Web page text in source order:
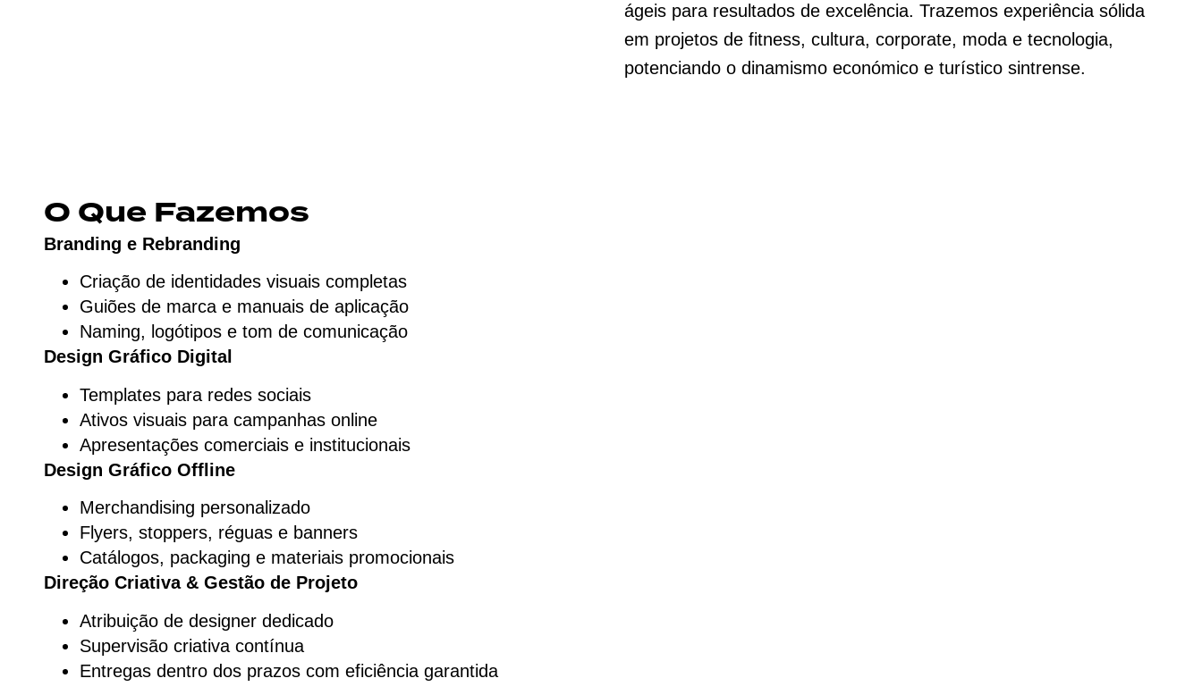
ágeis para resultados de excelência. Trazemos experiência sólida
em projetos de fitness, cultura, corporate, moda e tecnologia,
potenciando o dinamismo económico e turístico sintrense.
O Que Fazemos
Branding e Rebranding
Criação de identidades visuais completas
Guiões de marca e manuais de aplicação
Naming, logótipos e tom de comunicação
Design Gráfico Digital
Templates para redes sociais
Ativos visuais para campanhas online
Apresentações comerciais e institucionais
Design Gráfico Offline
Merchandising personalizado
Flyers, stoppers, réguas e banners
Catálogos, packaging e materiais promocionais
Direção Criativa & Gestão de Projeto
Atribuição de designer dedicado
Supervisão criativa contínua
Entregas dentro dos prazos com eficiência garantida